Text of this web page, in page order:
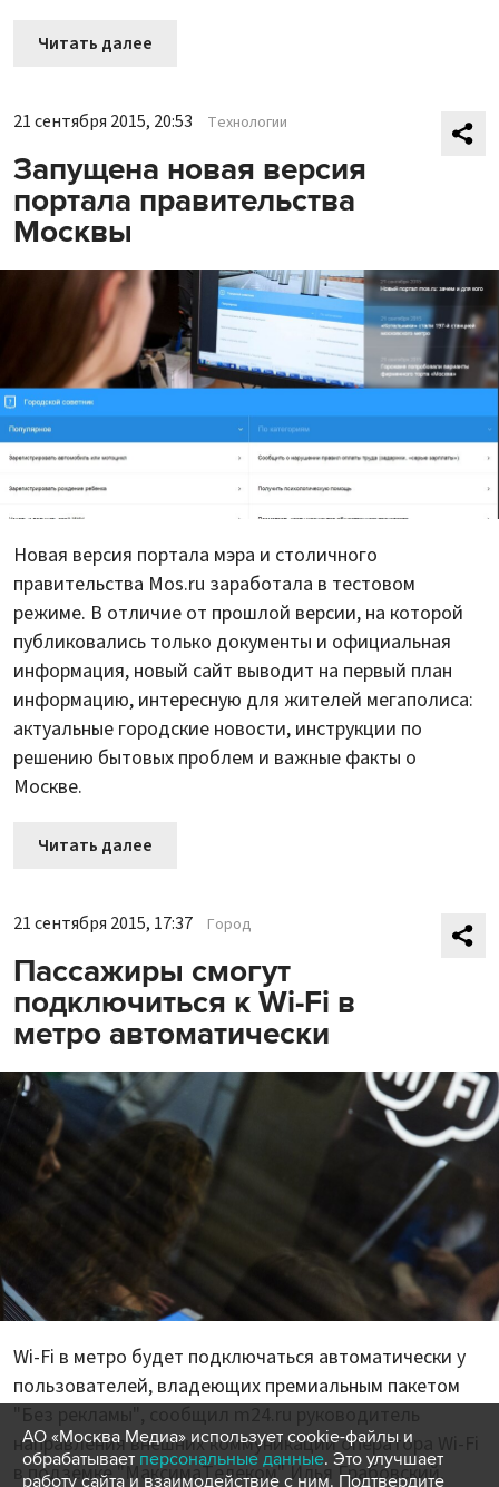
Читать далее
21 сентября 2015, 20:53 Технологии
Запущена новая версия
портала правительства
Москвы
Новая версия портала мэра и столичного
правительства Mos.ru заработала в тестовом
режиме. В отличие от прошлой версии, на которой
публиковались только документы и официальная
информация, новый сайт выводит на первый план
информацию, интересную для жителей мегаполиса:
актуальные городские новости, инструкции по
решению бытовых проблем и важные факты о
Москве.
Читать далее
21 сентября 2015, 17:37 Город
Пассажиры смогут
подключиться к Wi-Fi в
метро автоматически
Wi-Fi в метро будет подключаться автоматически у
пользователей, владеющих премиальным пакетом
направления внешних коммуникаций оператора Wi-Fi
в подземке "МаксимаТелеком" Илья Грабовский.
АО «Москва Медиа» использует cookie-файлы и
обрабатывает персональные данные. Это улучшает
работу сайта и взаимодействие с ним. Подтвердите